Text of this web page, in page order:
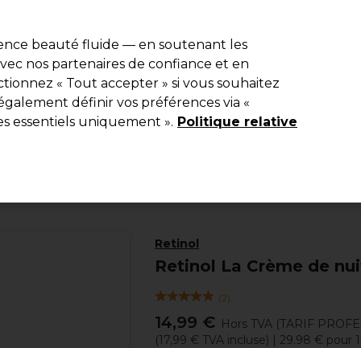
Rechercher
Equipement de salon Beauté Hommes Les
Retinol
Retinol La Crème de
(2)
14,99 € Hors TVA (TARIF
(17,99 € TVA incluse) | 29.98 € pour
beauté fluide — en soutenant les
nos partenaires de confiance et en
« Tout accepter » si vous souhaitez
définir vos préférences via «
essentiels uniquement ». Politique relative